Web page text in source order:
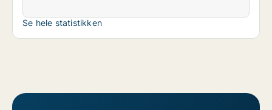
Se hele statistikken